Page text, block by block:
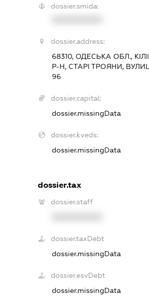
dossier.smida:
dossier.address:
68310, ОДЕСЬКА ОБЛ.,
Р-Н, СТАРІ ТРОЯНИ,
96
dossier.capital:
dossier.missingData
dossier.kveds:
dossier.missingData
dossier.tax
dossier.staff
dossier.taxDebt
dossier.missingData
dossier.esvDebt
dossier.missingData